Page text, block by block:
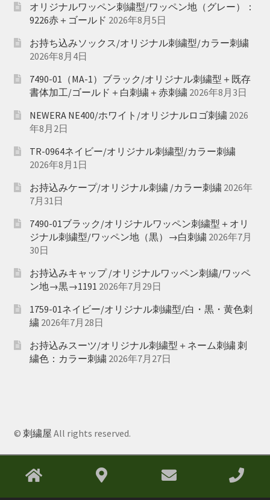
オリジナルワッペン刺繍型/ワッペン地（グレー）：
9226赤＋ゴールド 2026年8月5日
お持ち込みソックス/オリジナル刺繍型/カラー刺繍
2026年8月4日
7490-01（MA-1）ブラック/オリジナル刺繍型＋既存
書体加工/ゴールド＋白刺繍＋赤刺繍 2026年8月3日
NEWERA NE400/ホワイト/オリジナルロゴ刺繍 2026
年8月2日
TR-0964ネイビー/オリジナル刺繍型/カラー刺繍
2026年8月1日
お持込みケープ/オリジナル刺繍 /カラー刺繍 2026年
7月31日
7490-01ブラック/オリジナルワッペン刺繍型＋オリ
ジナル刺繍型/ワッペン地（黒）→白刺繍 2026年7月
30日
お持込みキャップ /オリジナルワッペン刺繍/ワッペ
ン地→黒→1191 2026年7月29日
1759-01ネイビー/オリジナル刺繍型/白・黒・黄色刺
繍 2026年7月28日
お持込みスーツ/オリジナル刺繍型＋ネーム刺繍 刺
繍色：カラー刺繍 2026年7月27日
© 刺繍屋 All rights reserved.